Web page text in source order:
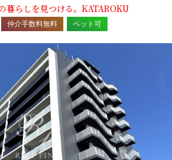
暮らしを見つける。KATAROKU
仲介手数料無料 ペット可